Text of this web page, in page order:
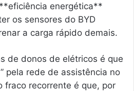
energética**
os sensores do BYD
a carga rápido demais.
de donos de elétricos é que
pela rede de assistência no
fraco recorrente é que, por